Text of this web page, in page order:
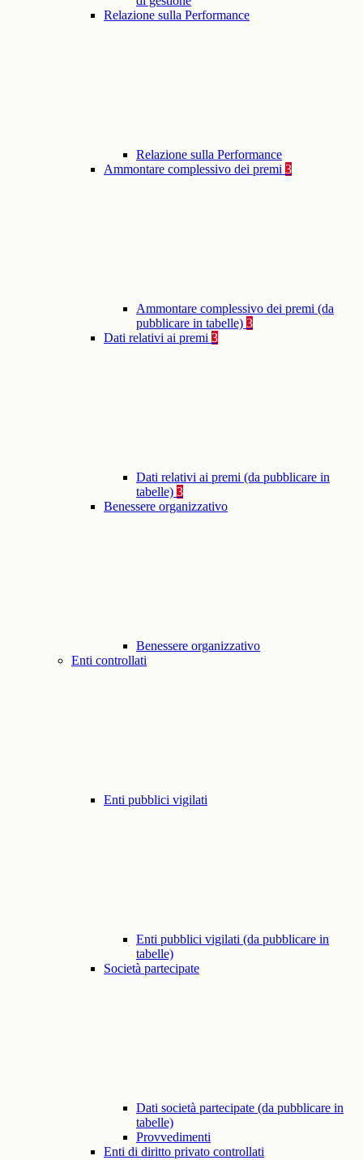
Relazione sulla Performance
Relazione sulla Performance
Ammontare complessivo dei premi 3
Ammontare complessivo dei premi (da
pubblicare in tabelle) 3
Dati relativi ai premi 3
Dati relativi ai premi (da pubblicare in
tabelle) 3
Benessere organizzativo
Benessere organizzativo
Enti controllati
Enti pubblici vigilati
Enti pubblici vigilati (da pubblicare in
tabelle)
Società partecipate
Dati società partecipate (da pubblicare in
tabelle)
Provvedimenti
Enti di diritto privato controllati